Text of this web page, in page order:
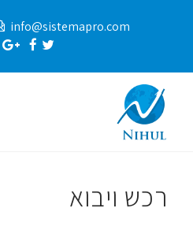
info@sistemapro.com
רכש ויבוא